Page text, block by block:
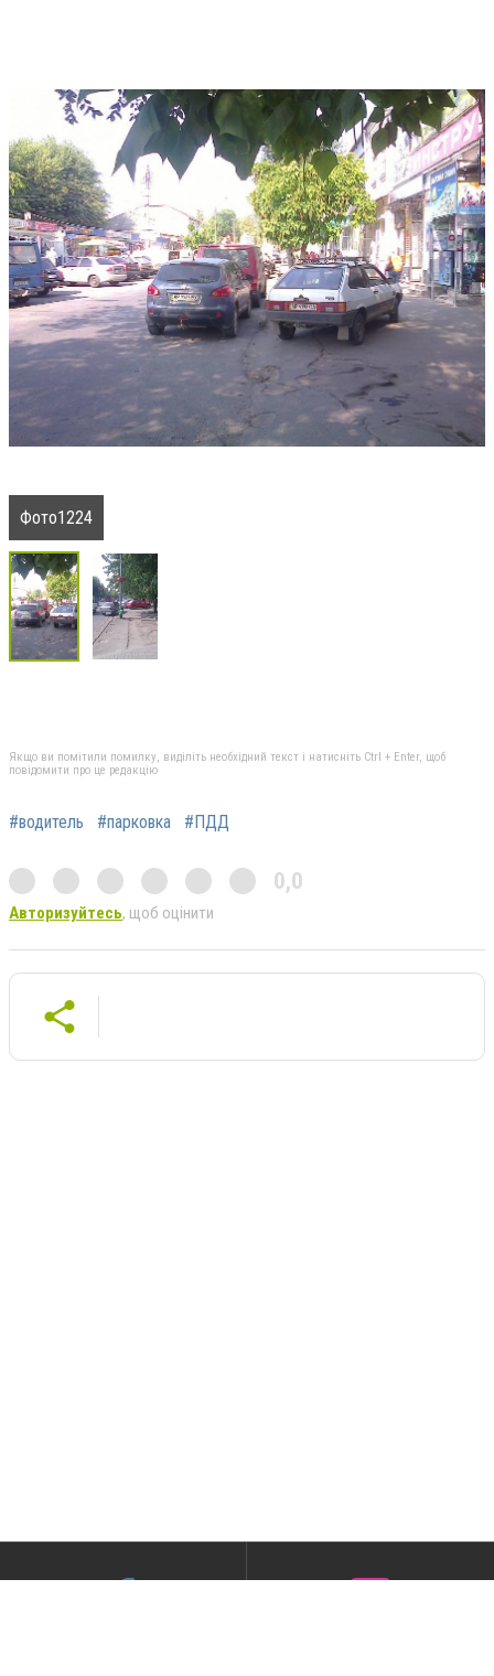
Фото1224
Якщо ви помітили помилку, виділіть необхідний текст і натисніть Ctrl + Enter, щоб
повідомити про це редакцію
#водитель #парковка #ПДД
0,0
Авторизуйтесь, щоб оцінити